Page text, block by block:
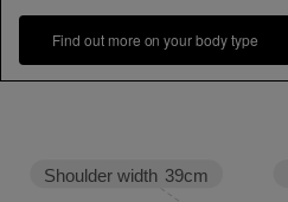
Find out more on your body type
Shoulder width 39cm